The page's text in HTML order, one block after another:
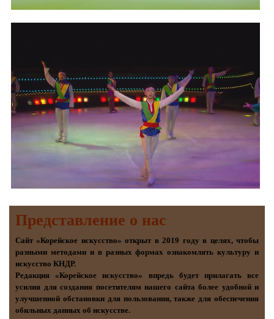
Представление о наc
Сайт «Корейское искусство» открыт в 2019 году в целях, чтобы
разными методами и в разных формах ознакомлять культуру и
искусство КНДР.
Редакция «Корейское искусство» впредь будет прилагать все
усилия для создания посетителям нашего сайта более удобной и
улучшенной обстановки для пользования, также для обеспечения
обильных данных об искусстве.